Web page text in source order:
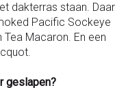
dakterras staan. Daar
Pacific Sockeye
Tea Macaron. En een
geslapen?